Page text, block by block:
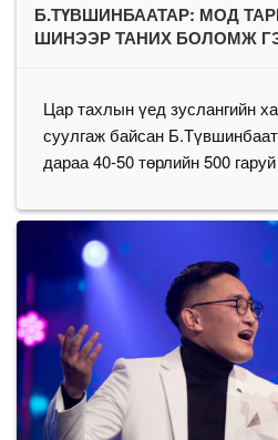
Б.ТҮВШИНБААТАР: МОД
ШИНЭЭР ТАНИХ БОЛОМЖ
Цар тахлын үед зуслангийн
суулгаж байсан
дараа 40-50 төрлийн 500